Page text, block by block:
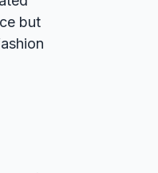
but